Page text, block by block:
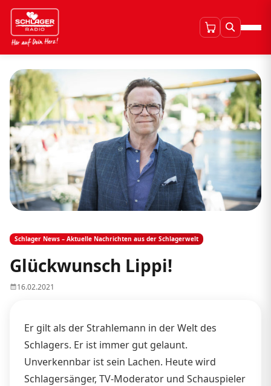
Schlager News – Aktuelle Nachrichten aus der Schlagerwelt
Glückwunsch Lippi!
16.02.2021
Er gilt als der Strahlemann in der Welt des
Schlagers. Er ist immer gut gelaunt.
Unverkennbar ist sein Lachen. Heute wird
Schlagersänger, TV-Moderator und Schauspieler